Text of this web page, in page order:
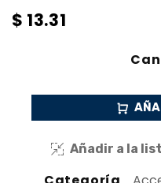
$ 13.31
Añadir a la